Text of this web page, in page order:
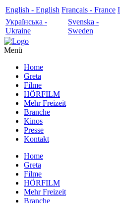
English - English Français - France
Українська -
Ukraine
Svenska -
Sweden
Menü
Home
Greta
Filme
HÖRFILM
Mehr Freizeit
Branche
Kinos
Presse
Kontakt
Home
Greta
Filme
HÖRFILM
Mehr Freizeit
Branche